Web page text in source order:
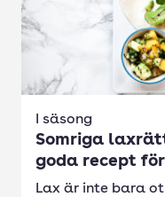
I säsong
Somriga
goda recept
Lax är inte bara